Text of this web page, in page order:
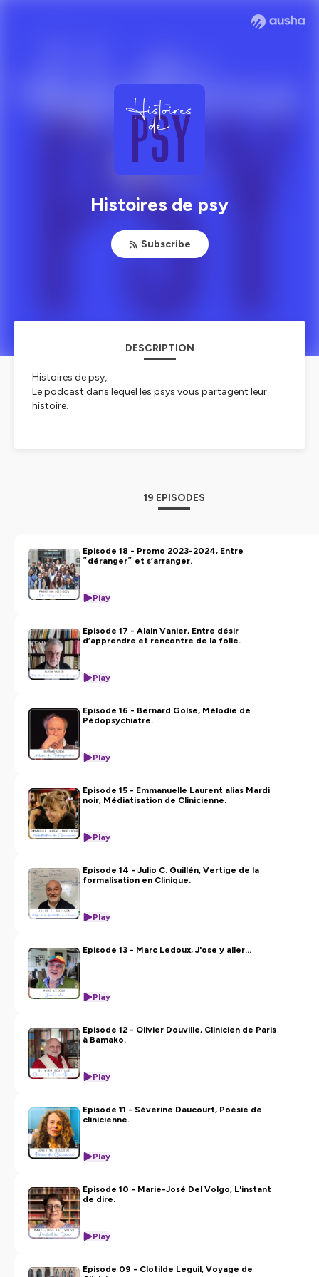
Histoires de psy
Subscribe
DESCRIPTION
Histoires de psy,
Le podcast dans lequel les psys vous partagent leur
histoire.
qu’entendre les cicatrices d’un autre ne se fait pas sans
une réflexion sur les siennes,
Podcast créé par Olivia Beauprez.
Musique originale : Lofi Cities « Paris »
#Psy #histoires #psychanalyse #psychologie #sujet
#clinique #interview
Hébergé par Ausha. Visitezausha.co/politique-de-
confidentialite pour plus d'informations.
19 EPISODES
Episode 18 - Promo 2023-2024, Entre
″déranger″ et s’arranger.
Play
Episode 17 - Alain Vanier, Entre désir
d’apprendre et rencontre de la folie.
Play
Episode 16 - Bernard Golse, Mélodie de
Pédopsychiatre.
Play
Episode 15 - Emmanuelle Laurent alias Mardi
noir, Médiatisation de Clinicienne.
Play
Episode 14 - Julio C. Guillén, Vertige de la
formalisation en Clinique.
Play
Episode 13 - Marc Ledoux, J'ose y aller...
Play
Episode 12 - Olivier Douville, Clinicien de Paris
à Bamako.
Play
Episode 11 - Séverine Daucourt, Poésie de
clinicienne.
Play
Episode 10 - Marie-José Del Volgo, L'instant
de dire.
Play
Episode 09 - Clotilde Leguil, Voyage de